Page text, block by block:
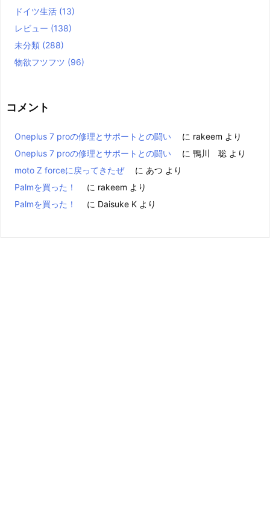
ドイツ生活 (13)
レビュー (138)
未分類 (288)
物欲フツフツ (96)
コメント
Oneplus 7 proの修理とサポートとの闘い に rakeem より
Oneplus 7 proの修理とサポートとの闘い
に 鴨川 聡 より
moto Z forceに戻ってきたぜ
に あつ より
Palmを買った！
に rakeem より
Palmを買った！
に Daisuke K より